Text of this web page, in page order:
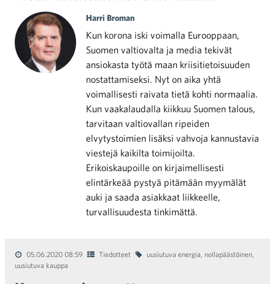
Harri Broman
Kun korona iski voimalla Eurooppaan,
Suomen valtiovalta ja media tekivät
ansiokasta työtä maan kriisitietoisuuden
nostattamiseksi. Nyt on aika yhtä
voimallisesti raivata tietä kohti normaalia.
Kun vaakalaudalla kiikkuu Suomen talous,
tarvitaan valtiovallan ripeiden
elvytystoimien lisäksi vahvoja kannustavia
viestejä kaikilta toimijoilta.
Erikoiskaupoille on kirjaimellisesti
elintärkeää pystyä pitämään myymälät
auki ja saada asiakkaat liikkeelle,
turvallisuudesta tinkimättä.
05.06.2020 08:59 Tiedotteet uusiutuva energia, nollapäästöinen,
uusiutuva kauppa